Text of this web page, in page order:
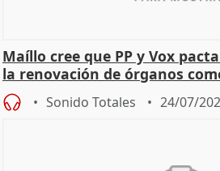
Maíllo cree que PP y Vox
la renovación de órganos
Sonido Totales 24/07/